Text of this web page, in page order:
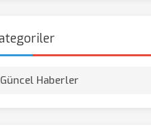
Güncel Haberler